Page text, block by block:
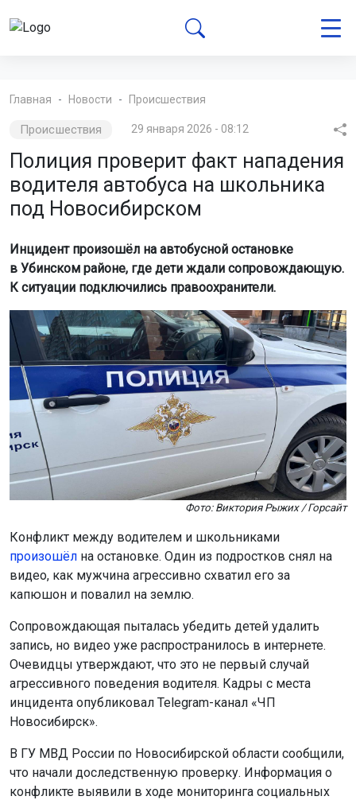
Главная Новости Происшествия
Происшествия 29 января 2026 - 08:12
Полиция проверит факт нападения
водителя автобуса на школьника
под Новосибирском
Инцидент произошёл на автобусной остановке
в Убинском районе, где дети ждали сопровождающую.
К ситуации подключились правоохранители.
Фото: Виктория Рыжих / Горсайт
Конфликт между водителем и школьниками
произошёл на остановке. Один из подростков снял на
видео, как мужчина агрессивно схватил его за
капюшон и повалил на землю.
Сопровождающая пыталась убедить детей удалить
запись, но видео уже распространилось в интернете.
Очевидцы утверждают, что это не первый случай
агрессивного поведения водителя. Кадры с места
инцидента опубликовал Telegram-канал «ЧП
Новосибирск».
В ГУ МВД России по Новосибирской области сообщили,
что начали доследственную проверку. Информация о
конфликте выявили в ходе мониторинга социальных